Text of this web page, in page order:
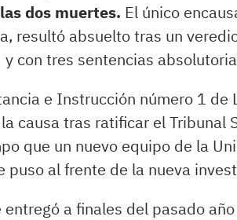
dos muertes. El único
resultó absuelto tras un
con tres sentencias
e Instrucción número 1 de
causa tras ratificar el Tribunal
que un nuevo equipo de la
puso al frente de la nueva
a finales del pasado